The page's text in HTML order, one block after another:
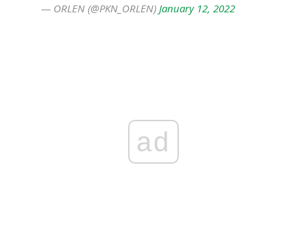
— ORLEN (@PKN_ORLEN) January 12, 2022
ad